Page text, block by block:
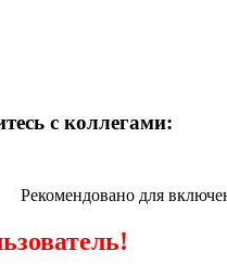
с коллегами:
Рекомендовано для